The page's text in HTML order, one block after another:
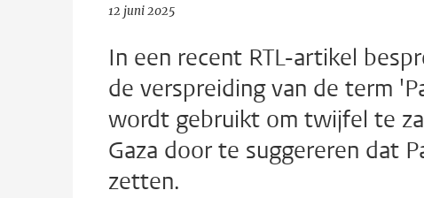
12 juni 2025
In een recent RTL-artikel
de verspreiding van de term
wordt gebruikt om twijfel te
Gaza door te suggereren dat
zetten.